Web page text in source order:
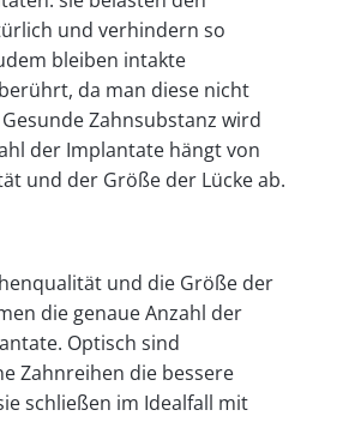
und verhindern so
bleiben intakte
da man diese nicht
Zahnsubstanz wird
der Implantate hängt von
und der Größe der Lücke ab.
und die Größe der
die genaue Anzahl der
Optisch sind
Zahnreihen die bessere
schließen im Idealfall mit